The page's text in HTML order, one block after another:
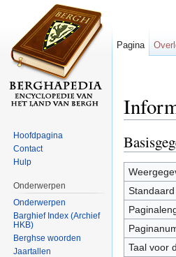
Taal voor
Pagina
Hoofdpagina
Contact
Hulp
Onderwerpen
Onderwerpen
Barghief Index (Archief
HKB)
Berghse woorden
Jaartallen